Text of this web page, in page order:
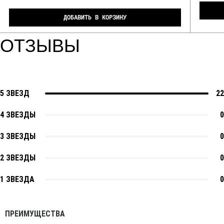
ДОБАВИТЬ В КОРЗИНУ
ОТЗЫВЫ
5 ЗВЕЗД 22
4 ЗВЕЗДЫ 0
3 ЗВЕЗДЫ 0
2 ЗВЕЗДЫ 0
1 ЗВЕЗДА 0
ПРЕИМУЩЕСТВА